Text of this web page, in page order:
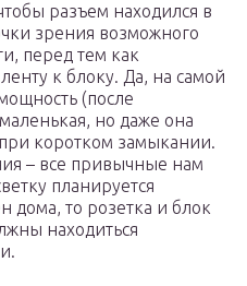
разъем находился в
зрения возможного
перед тем как
к блоку. Да, на самой
(после
но даже она
коротком замыкании.
– все привычные нам
планируется
дома, то розетка и блок
находиться